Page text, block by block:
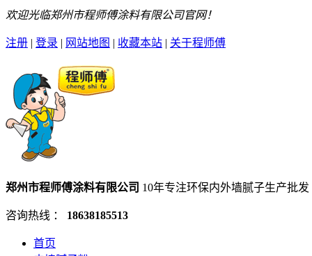
欢迎光临郑州市程师傅涂料有限公司官网！
注册 | 登录 | 网站地图 | 收藏本站 | 关于程师傅
郑州市程师傅涂料有限公司 10年专注环保内外墙腻子生产批发
咨询热线 ： 18638185513
首页